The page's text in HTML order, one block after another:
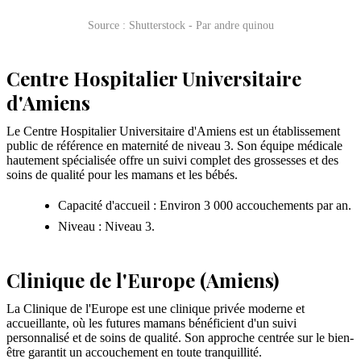
Source : Shutterstock - Par andre quinou
Centre Hospitalier Universitaire
d'Amiens
Le Centre Hospitalier Universitaire d'Amiens est un établissement
public de référence en maternité de niveau 3. Son équipe médicale
hautement spécialisée offre un suivi complet des grossesses et des
soins de qualité pour les mamans et les bébés.
Capacité d'accueil : Environ 3 000 accouchements par an.
Niveau : Niveau 3.
Clinique de l'Europe (Amiens)
La Clinique de l'Europe est une clinique privée moderne et
accueillante, où les futures mamans bénéficient d'un suivi
personnalisé et de soins de qualité. Son approche centrée sur le bien-
être garantit un accouchement en toute tranquillité.